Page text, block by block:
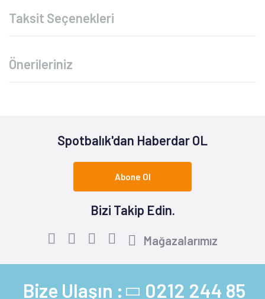
Taksit Seçenekleri
Önerileriniz
Spotbalık'dan Haberdar OL
Abone Ol
Bizi Takip Edin.
Mağazalarımız
Bize Ulaşın : 0212 244 85